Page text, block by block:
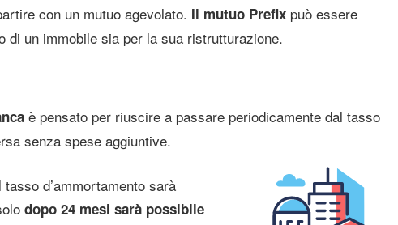
con un mutuo agevolato. Il mutuo Prefix può essere
di un immobile sia per la sua ristrutturazione.
è pensato per riuscire a passare periodicamente dal tasso
senza spese aggiuntive.
d’ammortamento sarà
dopo 24 mesi sarà possibile